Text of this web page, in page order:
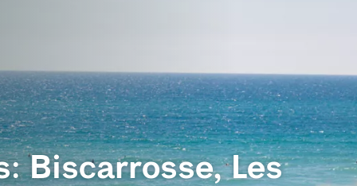
Biscarrosse, Les